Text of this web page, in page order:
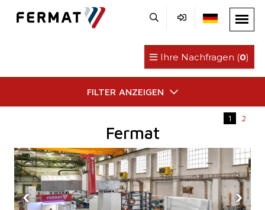
Ihre Nachfragen (0)
FILTER ANZEIGEN
1 2
Fermat
‹ ›